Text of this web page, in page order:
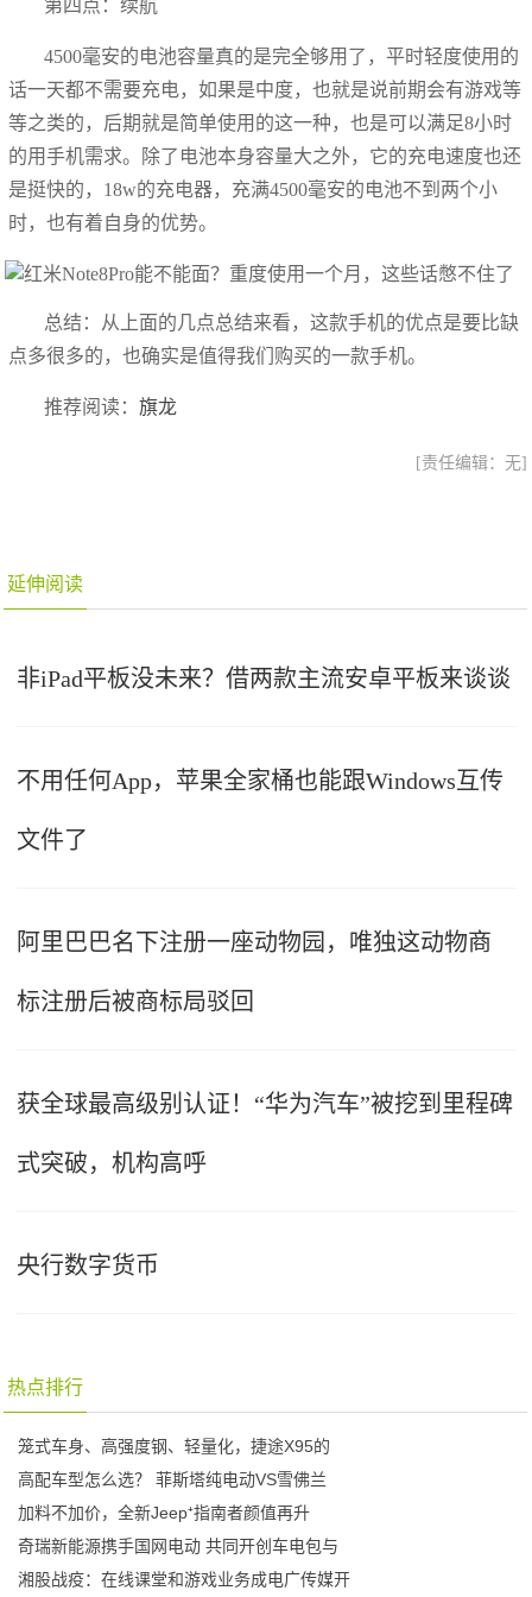
第四点：续航
4500毫安的电池容量真的是完全够用了，平时轻度使用的
话一天都不需要充电，如果是中度，也就是说前期会有游戏等
等之类的，后期就是简单使用的这一种，也是可以满足8小时
的用手机需求。除了电池本身容量大之外，它的充电速度也还
是挺快的，18w的充电器，充满4500毫安的电池不到两个小
时，也有着自身的优势。
总结：从上面的几点总结来看，这款手机的优点是要比缺
点多很多的，也确实是值得我们购买的一款手机。
推荐阅读：旗龙
[责任编辑：无]
延伸阅读
非iPad平板没未来？借两款主流安卓平板来谈谈
不用任何App，苹果全家桶也能跟Windows互传
文件了
阿里巴巴名下注册一座动物园，唯独这动物商
标注册后被商标局驳回
获全球最高级别认证！“华为汽车”被挖到里程碑
式突破，机构高呼
央行数字货币
热点排行
笼式车身、高强度钢、轻量化，捷途X95的
高配车型怎么选？ 菲斯塔纯电动VS雪佛兰
加料不加价，全新Jeep⁺指南者颜值再升
奇瑞新能源携手国网电动 共同开创车电包与
湘股战疫：在线课堂和游戏业务成电广传媒开